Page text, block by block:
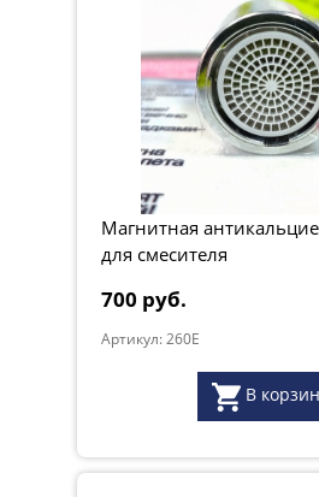
Магнитная
для смесителя
700 руб.
Артикул: 260E
В